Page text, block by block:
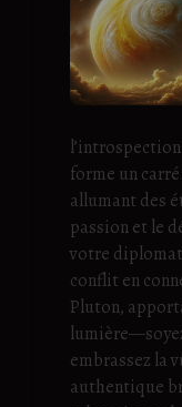
forme un
allumant des
passion et le
votre
conflit en
Pluton,
embrassez la
authentique